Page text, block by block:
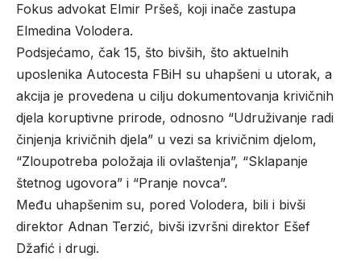
Fokus advokat Elmir Pršeš, koji inače zastupa
Elmedina Volodera.
Podsjećamo, čak 15, što bivših, što aktuelnih
uposlenika Autocesta FBiH su uhapšeni u utorak, a
akcija je provedena u cilju dokumentovanja krivičnih
djela koruptivne prirode, odnosno “Udruživanje radi
činjenja krivičnih djela” u vezi sa krivičnim djelom,
“Zloupotreba položaja ili ovlaštenja”, “Sklapanje
štetnog ugovora” i “Pranje novca”.
Među uhapšenim su, pored Volodera, bili i bivši
direktor Adnan Terzić, bivši izvršni direktor Ešef
Džafić i drugi.